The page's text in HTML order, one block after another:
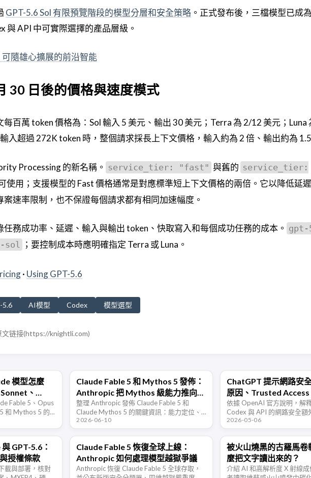
GPT-5.6 Sol 有限預覽階段的模型分層和安全策略 。正式發布後，三檔模型已成為
與 API 中可實際選擇的產品層級。
隨雄心擴展的前沿智能
30 日後的價格與速度模式
每百萬 token 價格為：Sol 輸入 5 美元、輸出 30 美元；Terra 為 2/12 美元；Luna
入超過 272K token 時，整個請求採長上下文價格，輸入約為 2 倍、輸出約為 1.5
Processing 的新名稱。 service_tier: "fast" 與舊的 service_tier:
使用；支援模型的 Fast 價格通常是對應標準短上下文價格的兩倍。它以降低延遲
速率限制，也不保證每個請求都有相同加速幅度。
任務成功率、延遲、輸入與輸出 token、快取寫入和每個成功任務的成本。 gpt-
sol ；要控制成本時應明確指定 Terra 或 Luna。
· Using GPT-5.6
5.6 AI模型 Codex 模型選型
链接(https://knightli.com)
模型怎麼
、
Fable 5、Opus
和 Mythos 5 的
與適用場景。
Claude Fable 5 和 Mythos 5 發佈：
Anthropic 把 Mythos 級能力推向普
通使用者
整理 Anthropic 發佈 Claude Fable 5 和
Claude Mythos 5 的關鍵資訊：能力定位、
安全分流、受限存取、資料留存、價格和訂
2026-06-10
ChatGPT 提示網路安
原因、Trusted Access
依據 OpenAI 官方說明，解
Codex 與 API 的網路安全額
禦任務的處理方法，以及
2026-05-06
GPT-5.6：
授權條款
載與部署，核對
Claude Fable 5 恢復全球上線：
Anthropic 如何處理模型越獄爭議
Anthropic 恢復 Claude Fable 5 全球存取，
被火山燒黑的古羅馬卷
麼把文字讀出來的？
介紹 AI 和高解析度 X 射線